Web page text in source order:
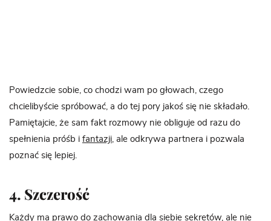
Powiedzcie sobie, co chodzi wam po głowach, czego
chcielibyście spróbować, a do tej pory jakoś się nie składało.
Pamiętajcie, że sam fakt rozmowy nie obliguje od razu do
spełnienia próśb i fantazji , ale odkrywa partnera i pozwala
poznać się lepiej.
4. Szczerość
Każdy ma prawo do zachowania dla siebie sekretów, ale nie